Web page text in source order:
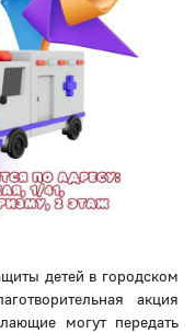
детей в городском
акция
могут передать